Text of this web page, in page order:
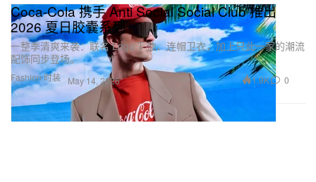
Fashion 时装
Coca‑Cola 携手 Anti Social Social Club 推出
2026 夏日胶囊系列
一整季清爽来袭：联名 Logo T 恤、连帽卫衣，加上只此一家的潮流
配饰同步登场。
May 14, 2026 1.9K 0